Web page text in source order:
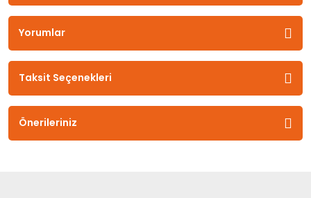
Yorumlar
Taksit Seçenekleri
Önerileriniz